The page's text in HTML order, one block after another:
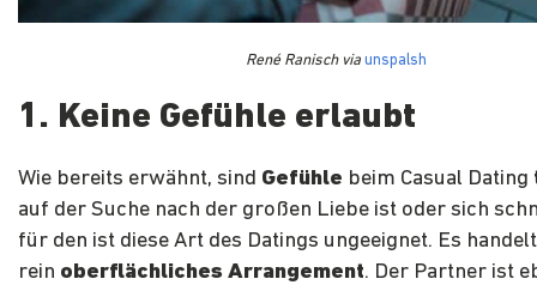
René Ranisch via unspalsh
1. Keine Gefühle erlaubt
Wie bereits erwähnt, sind Gefühle beim Casual Dating
auf der Suche nach der großen Liebe ist oder sich
für den ist diese Art des Datings ungeeignet. Es
rein oberflächliches Arrangement. Der Partner ist